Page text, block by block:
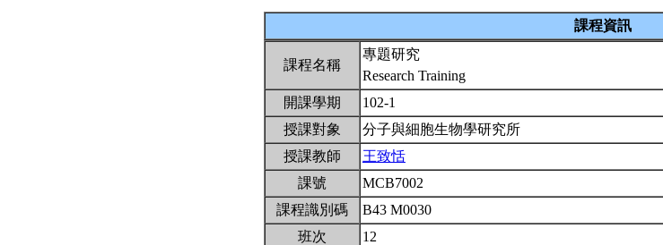
課程資訊
課程名稱
專題研究
Research Training
開課學期
102-1
授課對象
分子與細胞生物學研究所
授課教師
王致恬
課號
MCB7002
課程識別碼
B43 M0030
班次
12